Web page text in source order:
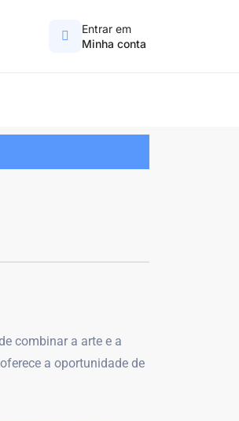
Entrar em
Minha conta
combinar a arte e a
a oportunidade de